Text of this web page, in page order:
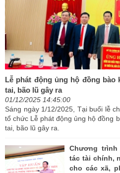
Lễ phát động ủng hộ đồng bào
tai, bão lũ gây ra
01/12/2025 14:45:00
Sáng ngày 1/12/2025, Tại buổi lễ
tổ chức Lễ phát động ủng hộ đồng
tai, bão lũ gây ra.
Chương
tác tài chính,
cho các xã,